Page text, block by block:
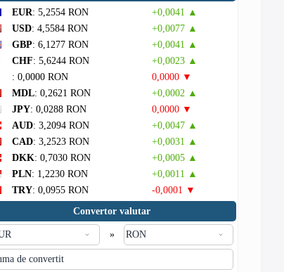
EUR: 5,2554 RON
+0,0041 ▲
USD: 4,5584 RON
+0,0077 ▲
GBP: 6,1277 RON
+0,0041 ▲
CHF: 5,6244 RON
+0,0023 ▲
: 0,0000 RON
0,0000 ▼
MDL: 0,2621 RON
+0,0002 ▲
JPY: 0,0288 RON
0,0000 ▼
AUD: 3,2094 RON
+0,0047 ▲
CAD: 3,2523 RON
+0,0031 ▲
DKK: 0,7030 RON
+0,0005 ▲
PLN: 1,2230 RON
+0,0011 ▲
TRY: 0,0955 RON
-0,0001 ▼
Convertor valutar
»